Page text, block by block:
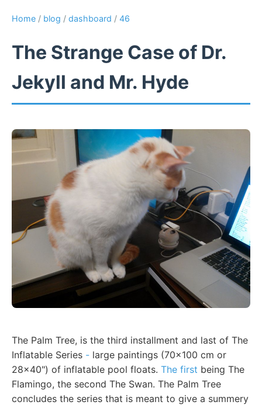
Home / blog / dashboard / 46
The Strange Case of Dr.
Jekyll and Mr. Hyde
The Palm Tree, is the third installment and last of The
Inflatable Series - large paintings (70x100 cm or
28x40") of inflatable pool floats. The first being The
Flamingo, the second The Swan. The Palm Tree
concludes the series that is meant to give a summery